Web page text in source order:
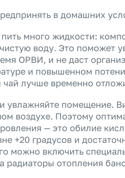
в домашних
много жидкости:
воду. Это поможет
ОРВИ, и не даст
и повышенном
лучше временно
увлажняйте помещение.
воздухе. Поэтому
— это обилие
+20 градусов и
можно включить
радиаторы отопления